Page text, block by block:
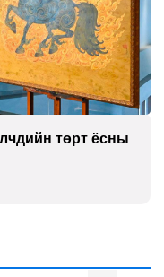
төрт ёсны